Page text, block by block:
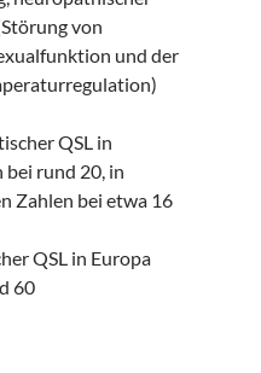
von
und der
QSL in
rund 20, in
Zahlen bei etwa 16
QSL in Europa
60